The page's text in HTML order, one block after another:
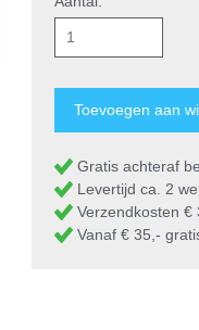
Gratis achteraf
Levertijd ca. 2
Verzendkosten €
Vanaf € 35,-